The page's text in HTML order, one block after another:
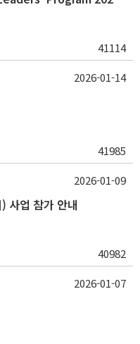
41114
41985
2026-01-14
사업 참가 안내
40982
2026-01-09
2026-01-07